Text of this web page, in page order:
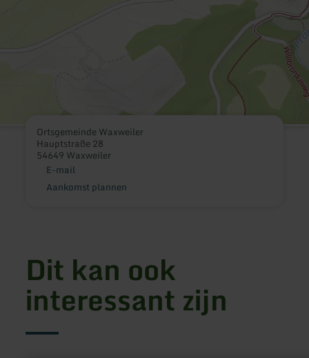
Ortsgemeinde Waxweiler
Hauptstraße 28
54649 Waxweiler
E-mail
Aankomst plannen
Dit kan ook
interessant zijn